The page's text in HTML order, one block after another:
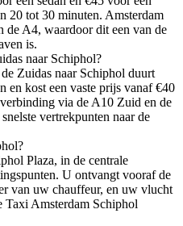
20 tot 30 minuten. Amsterdam
A4, waardoor dit een van de
is.
naar Schiphol?
Zuidas naar Schiphol duurt
en kost een vaste prijs vanaf €40
via de A10 Zuid en de
vertrekpunten naar de
Plaza, in de centrale
U ontvangt vooraf de
van uw chauffeur, en uw vlucht
Amsterdam Schiphol